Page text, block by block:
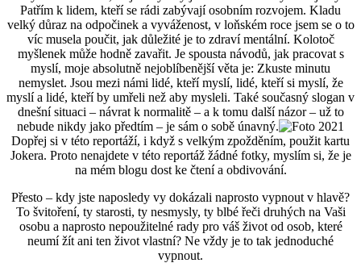
Patřím k lidem, kteří se rádi zabývají osobním rozvojem. Kladu
velký důraz na odpočinek a vyváženost, v loňském roce jsem se o to
víc musela poučit, jak důležité je to zdraví mentální. Kolotoč
myšlenek může hodně zavařit. Je spousta návodů, jak pracovat s
myslí, moje absolutně nejoblíbenější věta je: Zkuste minutu
nemyslet. Jsou mezi námi lidé, kteří myslí, lidé, kteří si myslí, že
myslí a lidé, kteří by umřeli než aby mysleli. Také současný slogan v
dnešní situaci – návrat k normalitě – a k tomu další názor – už to
nebude nikdy jako předtím – je sám o sobě únavný.
Dopřej si v této reportáží, i když s velkým zpožděním, použit kartu
Jokera. Proto nenajdete v této reportáž žádné fotky, myslím si, že je
na mém blogu dost ke čtení a obdivování.
Přesto – kdy jste naposledy vy dokázali naprosto vypnout v hlavě?
To švitoření, ty starosti, ty nesmysly, ty blbé řeči druhých na Vaši
osobu a naprosto nepoužitelné rady pro váš život od osob, které
neumí žít ani ten život vlastní? Ne vždy je to tak jednoduché
vypnout.